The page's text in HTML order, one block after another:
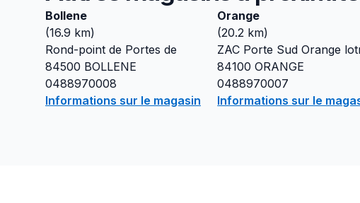
Bollene
(16.9 km)
Rond-point de Portes de
84500 BOLLENE
0488970008
Informations sur le magasin
Orange
(20.2 km)
ZAC Porte Sud Orange
84100 ORANGE
0488970007
Informations sur le